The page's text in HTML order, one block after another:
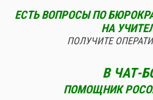
ЕСТЬ ВОПРОСЫ ПО
НА
ПОЛУЧИТЕ
В ЧАТ-
ПОМОЩНИК